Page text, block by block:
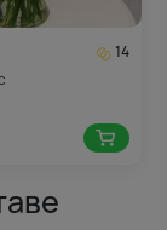
14